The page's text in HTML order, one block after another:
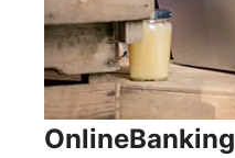
OnlineBanking